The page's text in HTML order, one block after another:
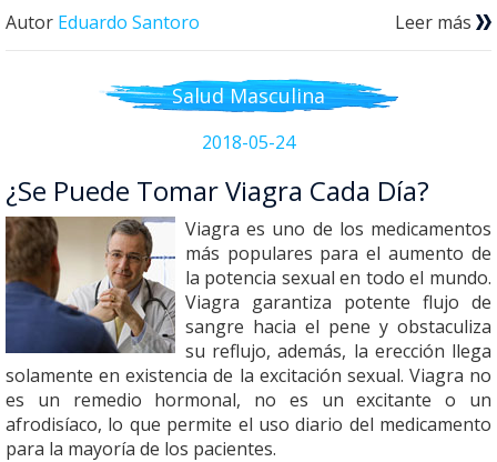
Autor Eduardo Santoro Leer más
Salud Masculina
2018-05-24
¿Se Puede Tomar Viagra Cada Día?
Viagra es uno de los medicamentos
más populares para el aumento de
la potencia sexual en todo el mundo.
Viagra garantiza potente flujo de
sangre hacia el pene y obstaculiza
su reflujo, además, la erección llega
solamente en existencia de la excitación sexual. Viagra no
es un remedio hormonal, no es un excitante o un
afrodisíaco, lo que permite el uso diario del medicamento
para la mayoría de los pacientes.